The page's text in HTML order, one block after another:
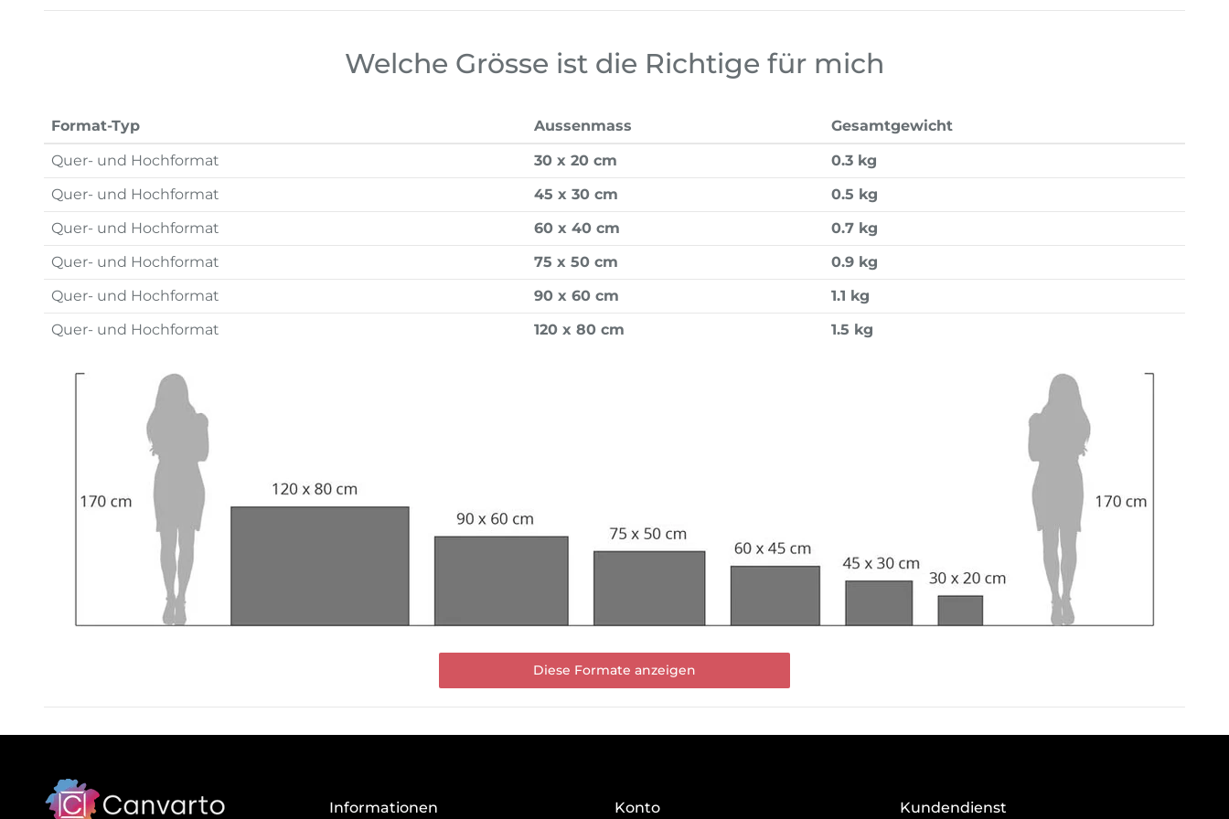
Welche Grösse ist die Richtige für mich
Format-Typ Aussenmass
Gesamtgewicht
Quer- und Hochformat
30 x 20 cm
0.3 kg
Quer- und Hochformat
45 x 30 cm
0.5 kg
Quer- und Hochformat
60 x 40 cm
0.7 kg
Quer- und Hochformat
75 x 50 cm
0.9 kg
Quer- und Hochformat
90 x 60 cm
1.1 kg
Quer- und Hochformat
120 x 80 cm 1.5 kg
Diese Formate anzeigen
Informationen Konto Kundendienst